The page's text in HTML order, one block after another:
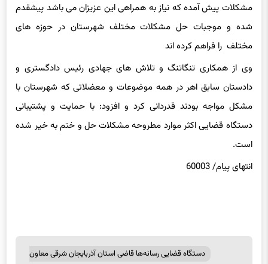
مشکلات پیش آمده که نیاز به همراهی این عزیزان می باشد پیشقدم
شده و موجبات حل مشکلات مختلف شهرستان در حوزه های
مختلف را فراهم کرده اند
وی از همکاری تنگاتنگ و تلاش های جهادی رئیس دادگستری و
دادستان سابق اهر در همه موضوعات و معضلاتی که شهرستان با
مشکل مواجه بودند قدردانی کرد و افزود: با حمایت و پشتیبانی
دستگاه قضایی اکثر موارد مطروحه مشکلات حل و ختم به خیر شده
است.
انتهای پیام/ 60003
دستگاه قضایی رسانه‌ها قاضی استان آذربایجان شرقی معاون